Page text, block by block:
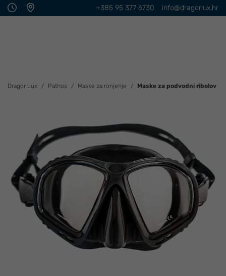
info@dragorlux.hr
+385 95 377 6730
Dragor Lux Pathos Maske za ronjenje Maske za podvodni ribolov